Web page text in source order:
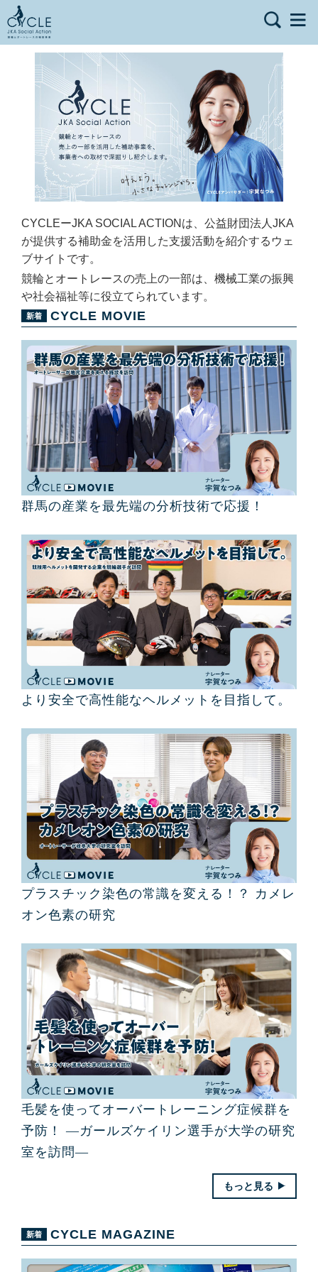
CYCLEーJKA SOCIAL ACTIONは、公益財団法人JKA
が提供する補助金を活用した支援活動を紹介するウェ
ブサイトです。
競輪とオートレースの売上の一部は、機械工業の振興
や社会福祉等に役立てられています。
CYCLE MOVIE
群馬の産業を最先端の分析技術で応援！
より安全で高性能なヘルメットを目指して。
プラスチック染色の常識を変える！？ カメレ
オン色素の研究
毛髪を使ってオーバートレーニング症候群を
予防！ ―ガールズケイリン選手が大学の研究
室を訪問―
もっと見る
CYCLE MAGAZINE